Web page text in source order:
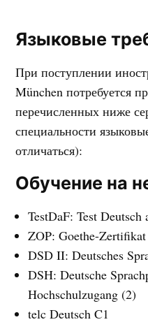
Языковые
При поступлении
München потребуется
перечисленных ниже
специальности
отличаться):
Обучение на
TestDaF: Test
ZOP: Goethe-
DSD II: Deutsches
DSH: Deutsche
Hochschulzugang (2)
telc Deutsch C1